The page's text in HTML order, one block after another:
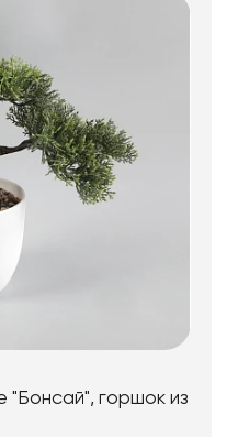
"Бонсай", горшок из